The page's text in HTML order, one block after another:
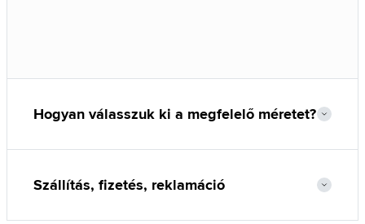
Hogyan válasszuk ki a megfelelő méretet?
Szállítás, fizetés, reklamáció